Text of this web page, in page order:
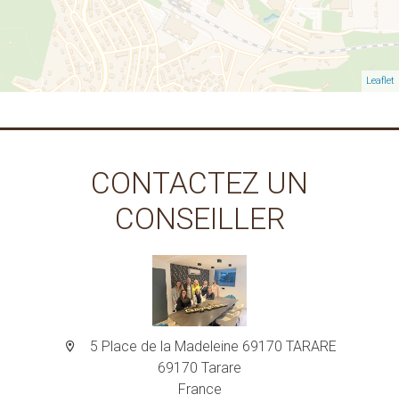
Leaflet
CONTACTEZ UN
CONSEILLER
5 Place de la Madeleine 69170 TARARE
69170 Tarare
France